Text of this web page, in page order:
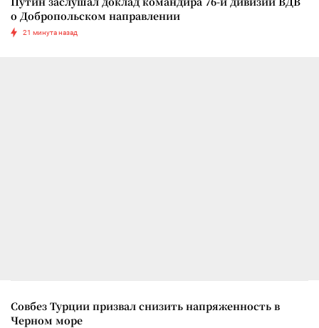
о Добропольском направлении
21 минута назад
Совбез Турции призвал снизить напряженность в
Черном море